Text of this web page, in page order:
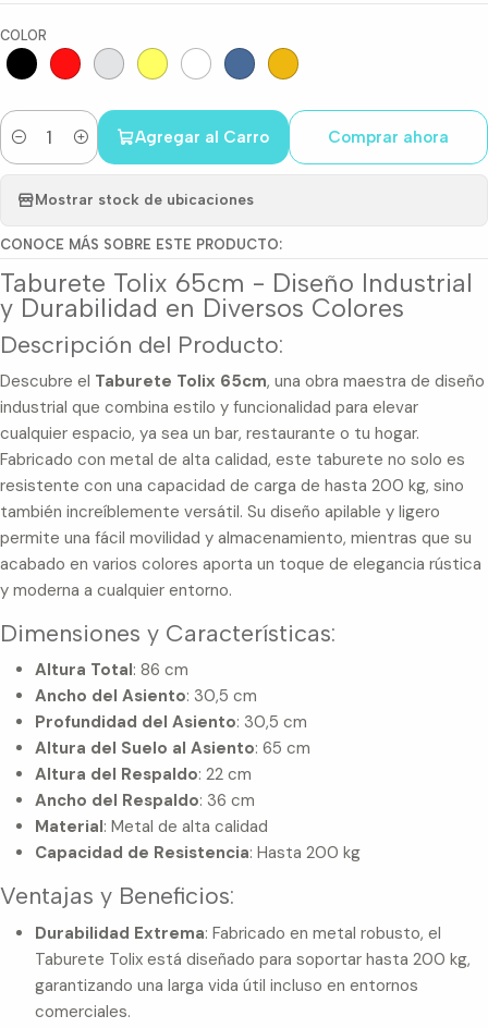
COLOR
Cantidad
Agregar al Carro Comprar ahora
Mostrar stock de ubicaciones
CONOCE MÁS SOBRE ESTE PRODUCTO:
Taburete Tolix 65cm - Diseño Industrial
y Durabilidad en Diversos Colores
Descripción del Producto:
Descubre el Taburete Tolix 65cm, una obra maestra de diseño
industrial que combina estilo y funcionalidad para elevar
cualquier espacio, ya sea un bar, restaurante o tu hogar.
Fabricado con metal de alta calidad, este taburete no solo es
resistente con una capacidad de carga de hasta 200 kg, sino
también increíblemente versátil. Su diseño apilable y ligero
permite una fácil movilidad y almacenamiento, mientras que su
acabado en varios colores aporta un toque de elegancia rústica
y moderna a cualquier entorno.
Dimensiones y Características:
Altura Total: 86 cm
Ancho del Asiento: 30,5 cm
Profundidad del Asiento: 30,5 cm
Altura del Suelo al Asiento: 65 cm
Altura del Respaldo: 22 cm
Ancho del Respaldo: 36 cm
Material: Metal de alta calidad
Capacidad de Resistencia: Hasta 200 kg
Ventajas y Beneficios:
Durabilidad Extrema: Fabricado en metal robusto, el
Taburete Tolix está diseñado para soportar hasta 200 kg,
garantizando una larga vida útil incluso en entornos
comerciales.